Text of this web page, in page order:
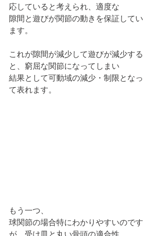
応していると考えられ、適度な
隙間と遊びが関節の動きを保証してい
ます。
これが隙間が減少して遊びが減少する
と、窮屈な関節になってしまい
結果として可動域の減少・制限となっ
て表れます。
もう一つ、
球関節の場合特にわかりやすいのです